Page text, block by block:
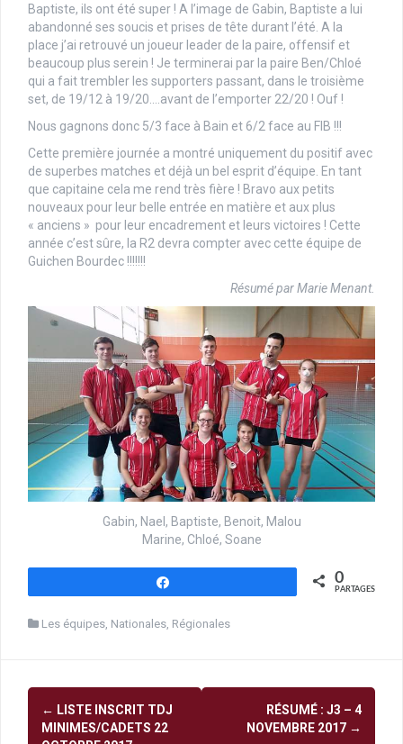
Baptiste, ils ont été super ! A l’image de Gabin, Baptiste a lui
abandonné ses soucis et prises de tête durant l’été. A la
place j’ai retrouvé un joueur leader de la paire, offensif et
beaucoup plus serein ! Je terminerai par la paire Ben/Chloé
qui a fait trembler les supporters passant, dans le troisième
set, de 19/12 à 19/20….avant de l’emporter 22/20 ! Ouf !
Nous gagnons donc 5/3 face à Bain et 6/2 face au FIB !!!
Cette première journée a montré uniquement du positif avec
de superbes matches et déjà un bel esprit d’équipe. En tant
que capitaine cela me rend très fière ! Bravo aux petits
nouveaux pour leur belle entrée en matière et aux plus
« anciens » pour leur encadrement et leurs victoires ! Cette
année c’est sûre, la R2 devra compter avec cette équipe de
Guichen Bourdec !!!!!!!
Résumé par Marie Menant.
Gabin, Nael, Baptiste, Benoit, Malou
Marine, Chloé, Soane
0
PARTAGES
Les équipes Nationales Régionales
Navigation
d'article
← LISTE INSCRIT TDJ
MINIMES/CADETS 22
RÉSUMÉ : J3 – 4
NOVEMBRE 2017 →